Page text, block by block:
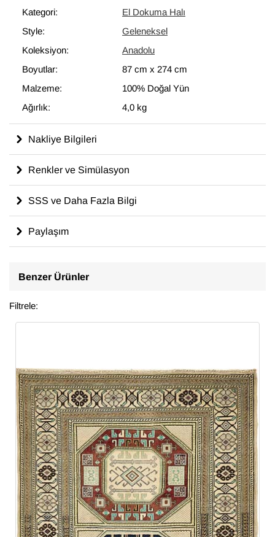
ortaya çıkartır.
87 cm x 274 cm
ölçülerinde olan bu halı, pamuktan üzerine yün
ile dokunmuştur.
Kategori:
El Dokuma Halı
Style:
Geleneksel
Koleksiyon:
Anadolu
Boyutlar:
87 cm x 274 cm
Malzeme:
100% Doğal Yün
Ağırlık:
4,0 kg
Nakliye Bilgileri
Renkler ve Simülasyon
SSS ve Daha Fazla Bilgi
Paylaşım
Benzer Ürünler
Filtrele: